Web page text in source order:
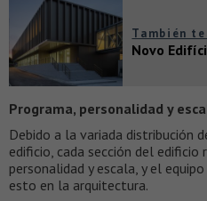
También
Novo
Programa, personalidad y
Debido a la variada distribución
edificio, cada sección del
personalidad y escala, y el
esto en la arquitectura.